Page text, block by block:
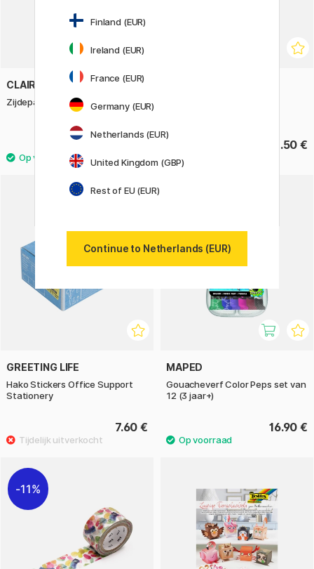
CLAIREFONTAINE
Zijdepapier 50x70 cm 4-pack
22.50 €
GREETING LIFE
Hako Stickers Office Support
Stationery
7.60 €
MAPED
Gouacheverf Color Peps set van
12 (3 jaar+)
16.90 €
11%
Finland (EUR)
Ireland (EUR)
France (EUR)
Germany (EUR)
Netherlands (EUR)
United Kingdom (GBP)
Rest of EU (EUR)
Continue to Netherlands (EUR)